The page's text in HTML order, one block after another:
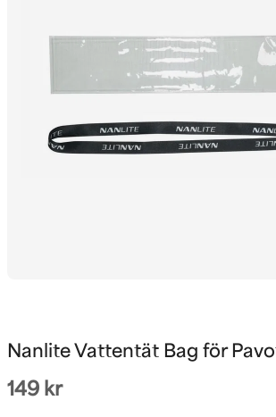
Nanlite Vattentät Bag för
149 kr